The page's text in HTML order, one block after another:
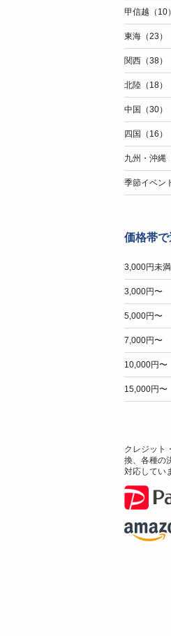
甲信越（10）
東海（23）
関西（38）
北陸（18）
中国（30）
四国（16）
九州・沖縄
季節イベン
価格帯で
3,000円未満
3,000円〜
5,000円〜
7,000円〜
10,000円〜
15,000円〜
クレジット
換、各種の
対応してい